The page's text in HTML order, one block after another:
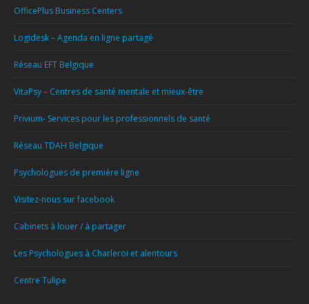
OfficePlus Business Centers
Logidesk – Agenda en ligne partagé
Réseau EFT Belgique
VitaPsy – Centres de santé mentale et mieux-être
Privium- Services pour les professionnels de santé
Réseau TDAH Belgique
Psychologues de première ligne
Visitez-nous sur facebook
Cabinets à louer / à partager
Les Psychologues à Charleroi et alentours
Centre Tulipe